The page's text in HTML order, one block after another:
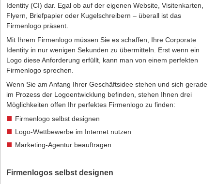
Identity (CI) dar. Egal ob auf der eigenen Website, Visitenkarten,
Flyern, Briefpapier oder Kugelschreibern – überall ist das
Firmenlogo präsent.
Mit Ihrem Firmenlogo müssen Sie es schaffen, Ihre Corporate
Identity in nur wenigen Sekunden zu übermitteln. Erst wenn ein
Logo diese Anforderung erfüllt, kann man von einem perfekten
Firmenlogo sprechen.
Wenn Sie am Anfang Ihrer Geschäftsidee stehen und sich gerade
im Prozess der Logoentwicklung befinden, stehen Ihnen drei
Möglichkeiten offen Ihr perfektes Firmenlogo zu finden:
Firmenlogo selbst designen
Logo-Wettbewerbe im Internet nutzen
Marketing-Agentur beauftragen
Firmenlogos selbst designen